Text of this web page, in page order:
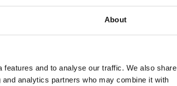
About
and to analyse our traffic. We also share
analytics partners who may combine it with